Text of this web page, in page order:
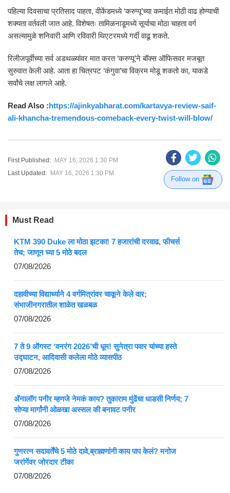
पहिल्या दिवसाचा प्रतिसाद पाहता, वीकेंडमध्ये ‘करुप्पू’च्या कमाईत मोठी वाढ होण्याची
शक्यता वर्तवली जात आहे. विशेषतः तामिळनाडूमध्ये सूर्याचा मोठा चाहता वर्ग
असल्यामुळे शनिवारी आणि रविवारी थिएटरमध्ये गर्दी वाढू शकते.
रिलीजपूर्वीच्या सर्व अडथळ्यांवर मात करत ‘करुप्पू’ने बॉक्स ऑफिसवर मजबूत
सुरुवात केली आहे. आता हा चित्रपट ‘कंगुवा’चा विक्रम मोडू शकतो का, याकडे
सर्वांचे लक्ष लागले आहे.
Read Also :https://ajinkyabharat.com/kartavya-review-saif-
ali-khancha-tremendous-comeback-every-twist-will-blow/
First Published: MAY 16, 2026 1:30 PM
Last Updated: MAY 16, 2026 1:30 PM
Follow on
Must Read
KTM 390 Duke ला मोठा झटका! 7 हजारांची दरवाढ, फीचर्स
तेच; जाणून घ्या 5 मोठे बदल
07/08/2026
दहावीच्या विद्यार्थ्याने 4 वर्गमित्रांवर चाकूने केले वार;
संभाजीनगरातील शाळेत खळबळ
07/08/2026
7 ते 9 ऑगस्ट ‘वनरंग 2026’ची धूम! सुनेत्रा पवार यांच्या हस्ते
उद्घाटन, आदिवासी कलेला मोठे व्यासपीठ
07/08/2026
ॲनालॉग पनीर म्हणजे नेमकं काय? तुकाराम मुंढेंचा धाडसी निर्णय; 7
सोप्या मार्गांनी ओळखा अस्सल की बनावट पनीर
07/08/2026
गुणरत्न सदावर्तेंचे 5 मोठे दावे,ब्राह्मणांनी काय पाप केलं? मनोज
जरांगेंवर जोरदार टीका
07/08/2026